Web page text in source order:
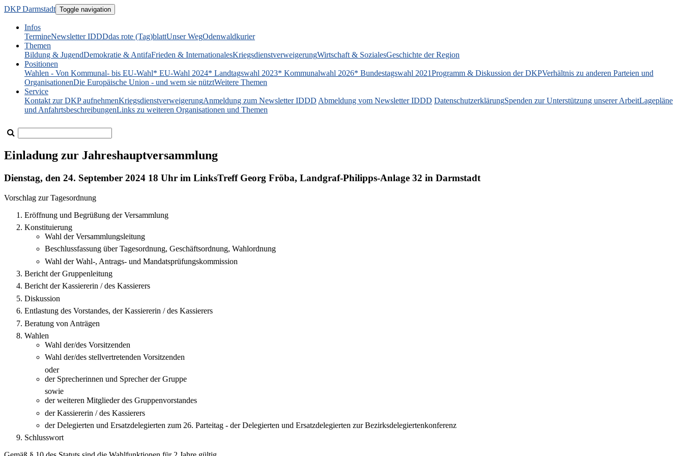
DKP Darmstadt Toggle navigation
Infos
TermineNewsletter IDDDdas rote (Tag)blattUnser WegOdenwaldkurier
Themen
Bildung & JugendDemokratie & AntifaFrieden & InternationalesKriegsdienstverweigerungWirtschaft & SozialesGeschichte der Region
Positionen
Wahlen - Von Kommunal- bis EU-Wahl* EU-Wahl 2024* Landtagswahl 2023* Kommunalwahl 2026* Bundestagswahl 2021Programm & Diskussion der DKPVerhältnis zu anderen Parteien und
OrganisationenDie Europäische Union - und wem sie nütztWeitere Themen
Service
Kontakt zur DKP aufnehmenKriegsdienstverweigerungAnmeldung zum Newsletter IDDD Abmeldung vom Newsletter IDDD DatenschutzerklärungSpenden zur Unterstützung unserer ArbeitLagepläne
und AnfahrtsbeschreibungenLinks zu weiteren Organisationen und Themen
Einladung zur Jahreshauptversammlung
Dienstag, den 24. September 2024 18 Uhr im LinksTreff Georg Fröba, Landgraf-Philipps-Anlage 32 in Darmstadt
Vorschlag zur Tagesordnung
Eröffnung und Begrüßung der Versammlung
Konstituierung
Wahl der Versammlungsleitung
Beschlussfassung über Tagesordnung, Geschäftsordnung, Wahlordnung
Wahl der Wahl-, Antrags- und Mandatsprüfungskommission
Bericht der Gruppenleitung
Bericht der Kassiererin / des Kassierers
Diskussion
Entlastung des Vorstandes, der Kassiererin / des Kassierers
Beratung von Anträgen
Wahlen
Wahl der/des Vorsitzenden
Wahl der/des stellvertretenden Vorsitzenden
oder
der Sprecherinnen und Sprecher der Gruppe
sowie
der weiteren Mitglieder des Gruppenvorstandes
der Kassiererin / des Kassierers
der Delegierten und Ersatzdelegierten zum 26. Parteitag - der Delegierten und Ersatzdelegierten zur Bezirksdelegiertenkonferenz
Schlusswort